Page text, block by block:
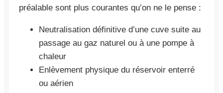
préalable sont plus courantes qu’on ne le pense :
Neutralisation définitive d’une cuve suite au
passage au gaz naturel ou à une pompe à
chaleur
Enlèvement physique du réservoir enterré
ou aérien